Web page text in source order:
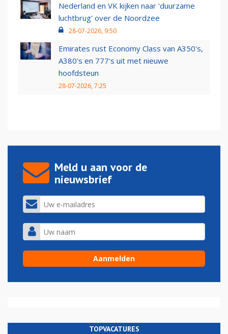
Nederland en VK kijken naar 'duurzame
luchtbrug' over de Noordzee
28-07-2026, 9:50
Emirates rust Economy Class van A350's,
A380's en 777's uit met nieuwe
hoofdsteun
28-07-2026, 7:25
Meld u aan voor de
nieuwsbrief
TOPVACATURES